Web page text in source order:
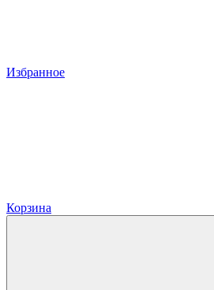
Избранное
Корзина